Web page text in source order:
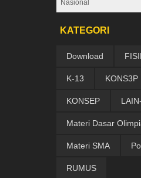
Nasional
KATEGORI
Download
K-13 KONS3P
KONSEP
Materi Dasar
Materi SMA
RUMUS